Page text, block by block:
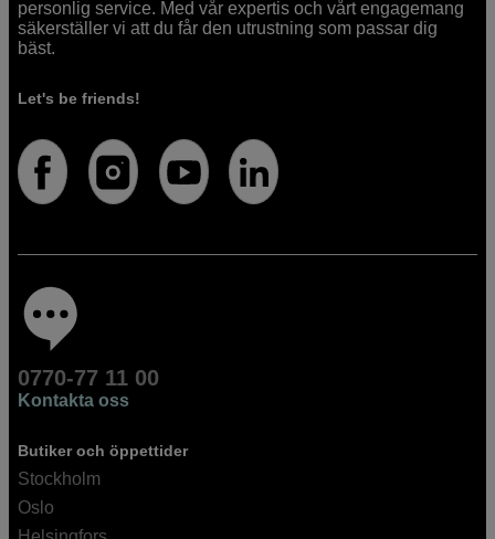
personlig service. Med vår expertis och vårt engagemang
säkerställer vi att du får den utrustning som passar dig
bäst.
Let's be friends!
0770-77 11 00
Kontakta oss
Butiker och öppettider
Stockholm
Oslo